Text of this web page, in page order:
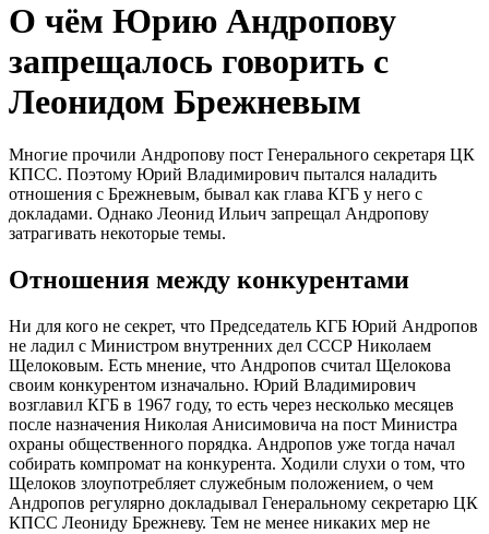
О чём Юрию Андропову
запрещалось говорить с
Леонидом Брежневым
Многие прочили Андропову пост Генерального секретаря ЦК
КПСС. Поэтому Юрий Владимирович пытался наладить
отношения с Брежневым, бывал как глава КГБ у него с
докладами. Однако Леонид Ильич запрещал Андропову
затрагивать некоторые темы.
Отношения между конкурентами
Ни для кого не секрет, что Председатель КГБ Юрий Андропов
не ладил с Министром внутренних дел СССР Николаем
Щелоковым. Есть мнение, что Андропов считал Щелокова
своим конкурентом изначально. Юрий Владимирович
возглавил КГБ в 1967 году, то есть через несколько месяцев
после назначения Николая Анисимовича на пост Министра
охраны общественного порядка. Андропов уже тогда начал
собирать компромат на конкурента. Ходили слухи о том, что
Щелоков злоупотребляет служебным положением, о чем
Андропов регулярно докладывал Генеральному секретарю ЦК
КПСС Леониду Брежневу. Тем не менее никаких мер не